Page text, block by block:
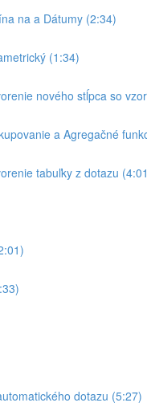
na a Dátumy (2:34)
(1:34)
nového stĺpca so
a Agregačné
tabuľky z dotazu
dotazu (5:27)